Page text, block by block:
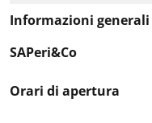
Informazioni generali
SAPeri&Co
Orari di apertura